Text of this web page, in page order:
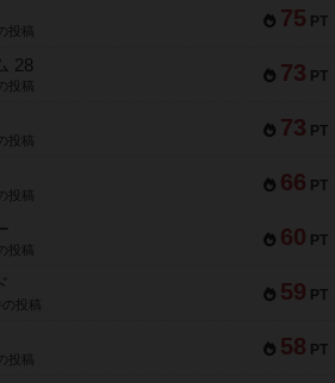
75 PT
投稿
73 PT
28
投稿
73 PT
投稿
66 PT
投稿
60 PT
投稿
59 PT
投稿
58 PT
投稿